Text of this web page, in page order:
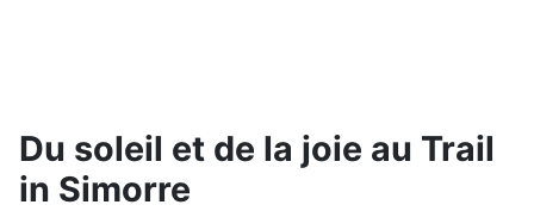
Du soleil et de la joie au Trail
in Simorre